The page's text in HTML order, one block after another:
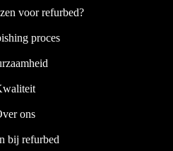
voor refurbed?
proces
ons
bij refurbed